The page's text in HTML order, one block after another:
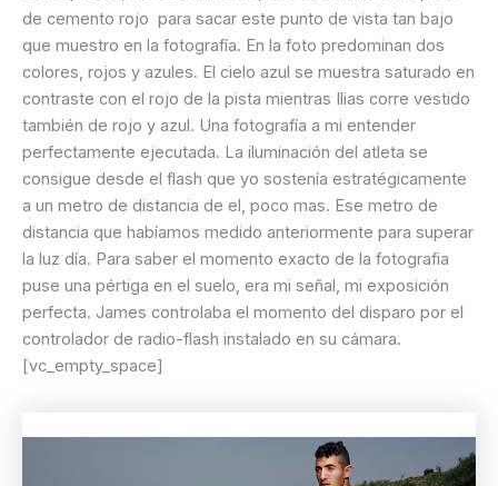
de cemento rojo para sacar este punto de vista tan bajo
que muestro en la fotografía. En la foto predominan dos
colores, rojos y azules. El cielo azul se muestra saturado en
contraste con el rojo de la pista mientras Ilias corre vestido
también de rojo y azul. Una fotografía a mi entender
perfectamente ejecutada. La iluminación del atleta se
consigue desde el flash que yo sostenía estratégicamente
a un metro de distancia de el, poco mas. Ese metro de
distancia que habíamos medido anteriormente para superar
la luz día. Para saber el momento exacto de la fotografia
puse una pértiga en el suelo, era mi señal, mi exposición
perfecta. James controlaba el momento del disparo por el
controlador de radio-flash instalado en su cámara.
[vc_empty_space]